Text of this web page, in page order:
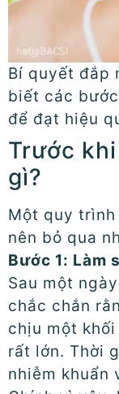
Bí quyết đắp
biết các
để đạt hiệu
Trước
gì?
Một quy
nên bỏ qua
Bước 1: Làm
Sau một
chắc chắn
chịu một
rất lớn. Thời
nhiễm khuẩn